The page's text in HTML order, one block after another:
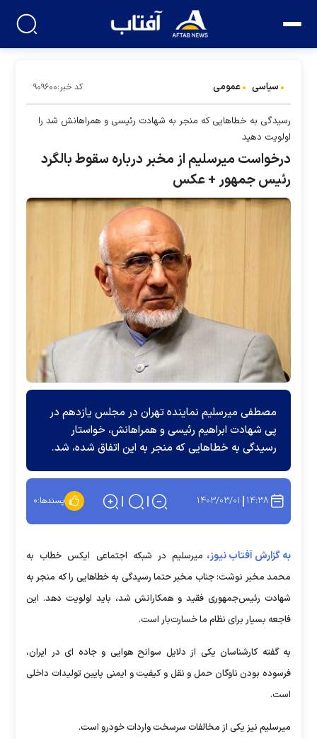
سیاسی عمومی کد خبر:۹۰۹۶۰۰
رسیدگی به خطا‌هایی که منجر به شهادت رئیسی و همراهانش شد را
اولویت دهید
درخواست میرسلیم از مخبر درباره سقوط بالگرد
رئیس جمهور + عکس
مصطفی میرسلیم نماینده تهران در مجلس یازدهم در
پی شهادت ابراهیم رئیسی و همراهانش، خواستار
رسیدگی به خطا‌هایی که منجر به این اتفاق شده، شد.
۱۴:۳۸ ۱۴۰۳/۰۳/۰۱ پسندها:۰
به گزارش آفتاب نیوز، میرسلیم در شبکه اجتماعی ایکس خطاب به
محمد مخبر نوشت: جناب مخبر حتما رسیدگی به خطا‌هایی را که منجر به
شهادت رئیس‌جمهوری فقید و همکارانش شد، باید اولویت دهد. این
فاجعه بسیار برای نظام ما خسارت‌بار است.
به گفته کارشناسان یکی از دلایل سوانح هوایی و جاده ای در ایران،
فرسوده بودن ناوگان حمل و نقل و کیفیت و ایمنی پایین تولیدات داخلی
است.
میرسلیم نیز یکی از مخالفات سرسخت واردات خودرو است.